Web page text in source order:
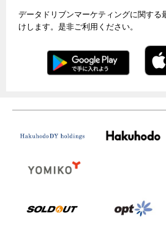
データドリブンマーケティングに関する
けします。是非ご利用ください。